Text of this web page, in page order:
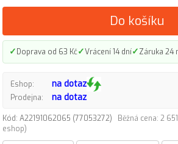
Do košíku
✓Doprava od 63 Kč✓Vrácení 14 dní✓Záruka 24
Eshop: na dotaz
Prodejna: na dotaz
Kód: A22191062065 (77053272)
Běžná cena: 2
eshop)